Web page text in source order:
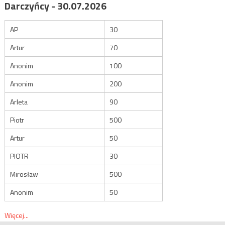
Darczyńcy - 30.07.2026
AP
30
Artur
70
Anonim
100
Anonim
200
Arleta
90
Piotr
500
Artur
50
PIOTR
30
Mirosław
500
Anonim
50
Więcej...